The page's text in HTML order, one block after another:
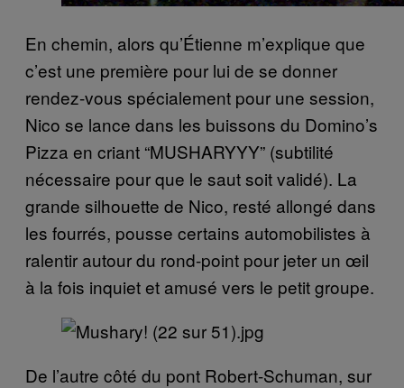
En chemin, alors qu’Étienne m’explique que
c’est une première pour lui de se donner
rendez-vous spécialement pour une session,
Nico se lance dans les buissons du Domino’s
Pizza en criant “MUSHARYYY” (subtilité
nécessaire pour que le saut soit validé). La
grande silhouette de Nico, resté allongé dans
les fourrés, pousse certains automobilistes à
ralentir autour du rond-point pour jeter un œil
à la fois inquiet et amusé vers le petit groupe.
De l’autre côté du pont Robert-Schuman, sur